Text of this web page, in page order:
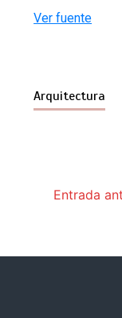
Ver fuente
Arquitectura
Entrada